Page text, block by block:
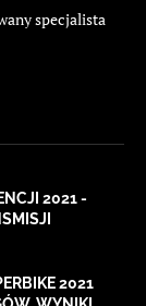
specjalista
2021 -
2021